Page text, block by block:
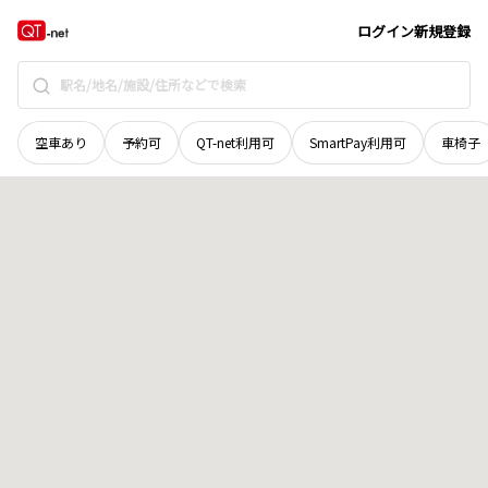
ログイン新規登録
空車あり 予約可 QT-net利用可 SmartPay利用可 車椅子
富山県